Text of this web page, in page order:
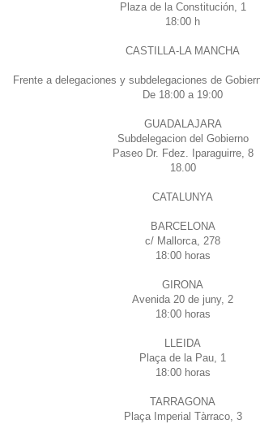
Plaza de la Constitución, 1
18:00 h
CASTILLA-LA MANCHA
Frente a delegaciones y subdelegaciones de
De 18:00 a 19:00
GUADALAJARA
Subdelegacion del Gobierno
Paseo Dr. Fdez. Iparaguirre, 8
18.00
CATALUNYA
BARCELONA
c/ Mallorca, 278
18:00 horas
GIRONA
Avenida 20 de juny, 2
18:00 horas
LLEIDA
Plaça de la Pau, 1
18:00 horas
TARRAGONA
Plaça Imperial Tàrraco, 3